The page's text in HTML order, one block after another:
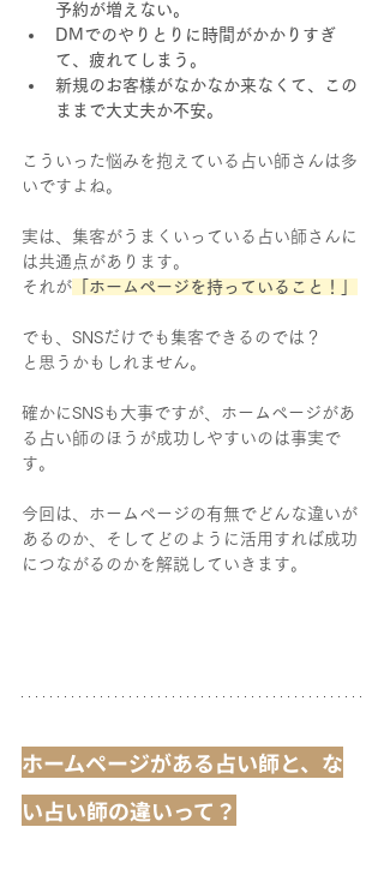
予約が増えない。
DMでのやりとりに時間がかかりすぎ
て、疲れてしまう。
新規のお客様がなかなか来なくて、この
ままで大丈夫か不安。
こういった悩みを抱えている占い師さんは多
いですよね。
実は、集客がうまくいっている占い師さんに
は共通点があります。
それが 「ホームページを持っていること！」
でも、SNSだけでも集客できるのでは？
と思うかもしれません。
確かにSNSも大事ですが、ホームページがあ
る占い師のほうが成功しやすいのは事実で
す。
今回は、ホームページの有無でどんな違いが
あるのか、そしてどのように活用すれば成功
につながるのかを解説していきます。
ホームページがある占い師と、な
い占い師の違いって？